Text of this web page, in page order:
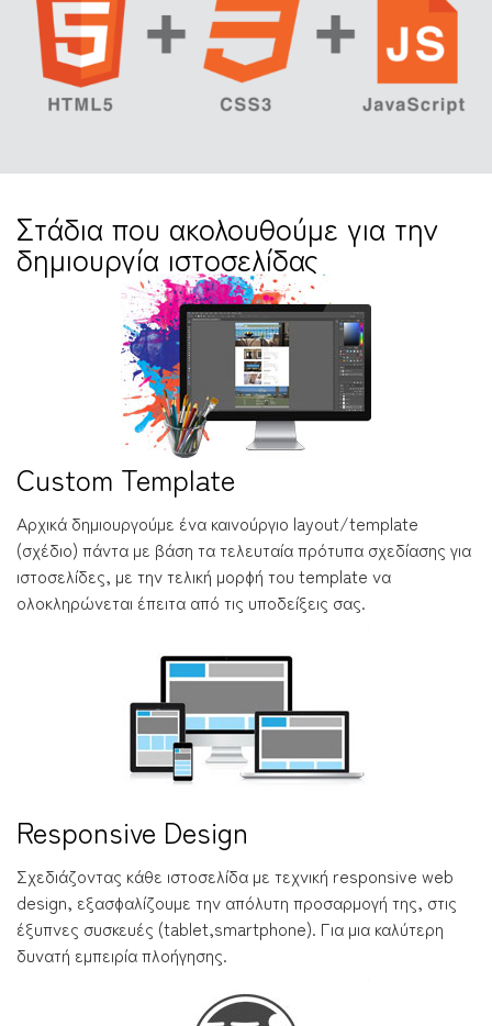
Στάδια που ακολουθούμε για την
δημιουργία ιστοσελίδας
Custom Template
Αρχικά δημιουργούμε ένα καινούργιο layout/template
(σχέδιο) πάντα με βάση τα τελευταία πρότυπα σχεδίασης για
ιστοσελίδες, με την τελική μορφή του template να
ολοκληρώνεται έπειτα από τις υποδείξεις σας.
Responsive Design
Σχεδιάζοντας κάθε ιστοσελίδα με τεχνική responsive web
design, εξασφαλίζουμε την απόλυτη προσαρμογή της, στις
έξυπνες συσκευές (tablet,smartphone). Για μια καλύτερη
δυνατή εμπειρία πλοήγησης.